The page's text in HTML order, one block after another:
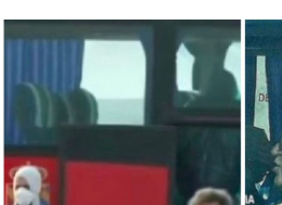
Copiar